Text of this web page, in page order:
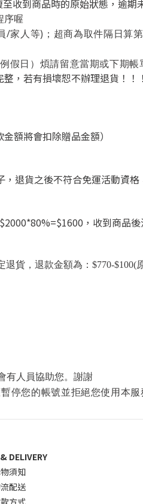
收到商品時的原始狀態，逾期
序喔
/家人等)；超商為取件隔日算
假日） 煩請留意當期或下期帳
，若有損壞恕不辦理退貨！！！
金額將會扣除贈品金額）
退貨之後不符合免運活動資格
$2000*80%=$1600 ， 收到商品
退貨 ， 退款金額為：$770-$100(
有人員協助您。謝謝
停您的帳號並拒絕您使用本服
DELIVERY
須知
配送
方式